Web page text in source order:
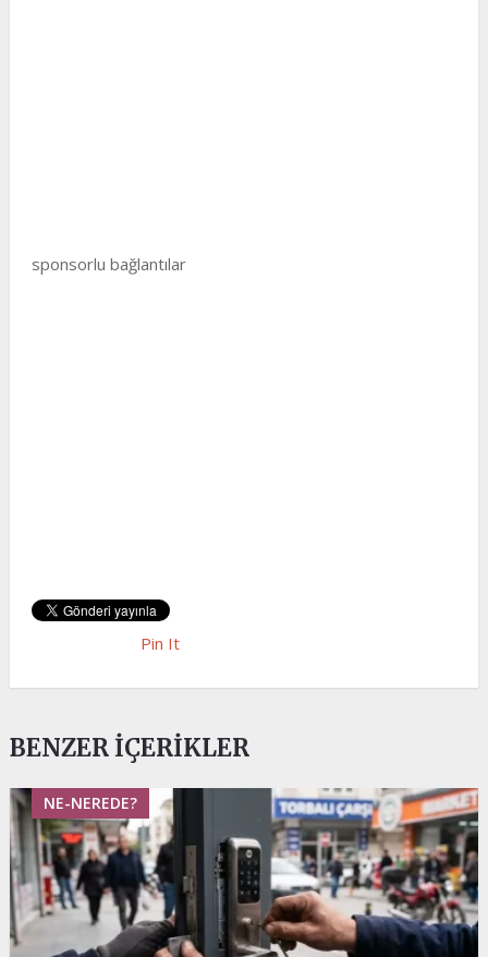
sponsorlu bağlantılar
Pin It
BENZER İÇERIKLER
NE-NEREDE?